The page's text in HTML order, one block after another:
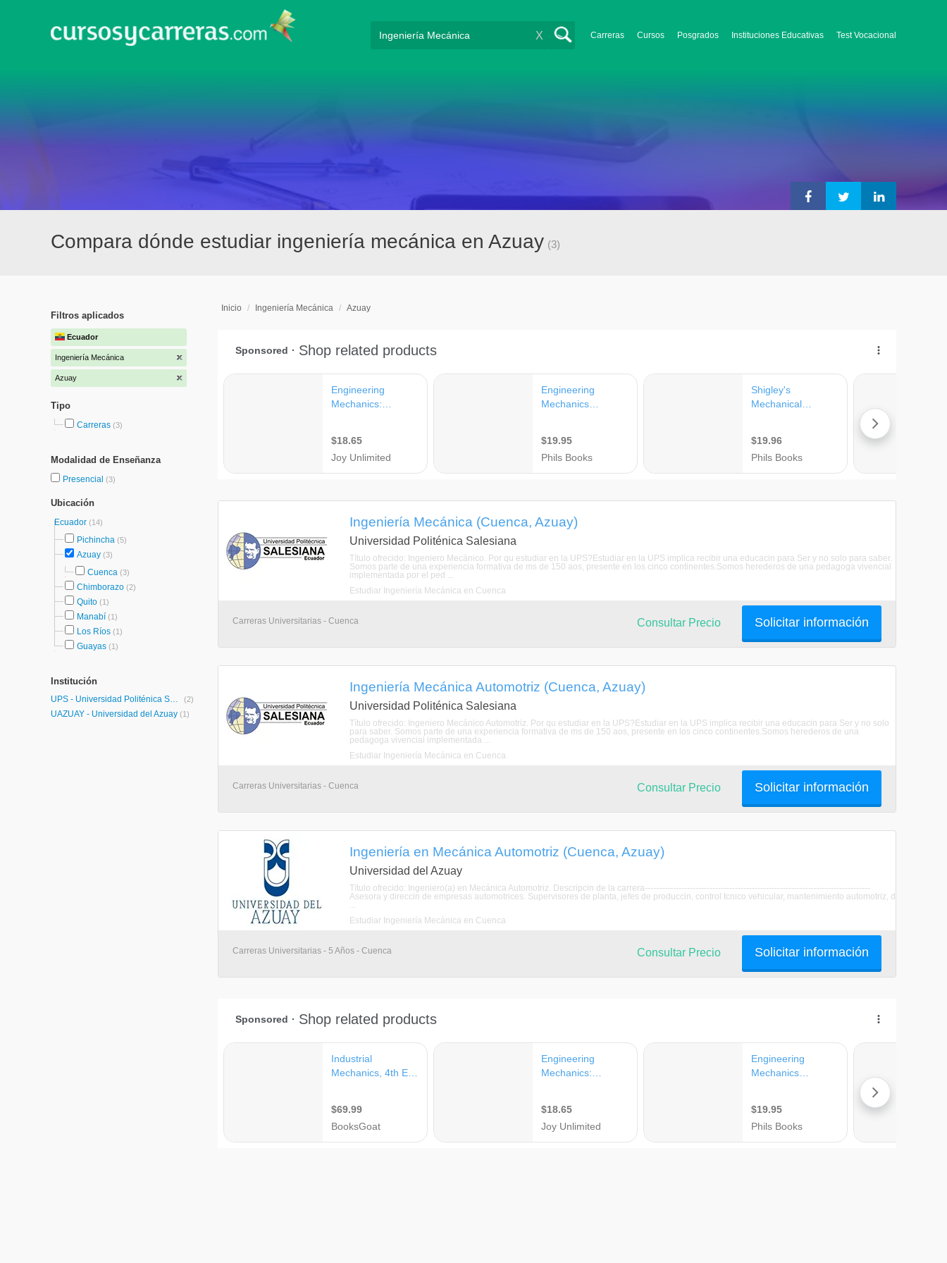
Carreras Cursos Posgrados Instituciones Educativas Test Vocacional
X
Compara dónde estudiar ingeniería mecánica en Azuay (3)
Filtros aplicados
Ecuador
Ingeniería Mecánica
Azuay
Tipo
Carreras (3)
Modalidad de Enseñanza
Presencial (3)
Ubicación
Ecuador (14)
Pichincha (5)
Azuay (3)
Cuenca (3)
Chimborazo (2)
Quito (1)
Manabí (1)
Los Ríos (1)
Guayas (1)
Institución
UPS - Universidad Politénica Salesiana (2)
UAZUAY - Universidad del Azuay (1)
Inicio / Ingeniería Mecánica / Azuay
Ingeniería Mecánica (Cuenca, Azuay)
Universidad Politénica Salesiana
Título ofrecido: Ingeniero Mecánico. Por qu estudiar en la UPS?Estudiar en la UPS implica recibir una educacin para Ser y no solo para saber.
Somos parte de una experiencia formativa de ms de 150 aos, presente en los cinco continentes.Somos herederos de una pedagoga vivencial
implementada por el ped ...
Estudiar Ingeniería Mecánica en Cuenca
Carreras Universitarias - Cuenca Solicitar información
Consultar Precio
Ingeniería Mecánica Automotriz (Cuenca, Azuay)
Universidad Politénica Salesiana
Título ofrecido: Ingeniero Mecánico Automotriz. Por qu estudiar en la UPS?Estudiar en la UPS implica recibir una educacin para Ser y no solo
para saber. Somos parte de una experiencia formativa de ms de 150 aos, presente en los cinco continentes.Somos herederos de una
pedagoga vivencial implementada ...
Estudiar Ingeniería Mecánica en Cuenca
Carreras Universitarias - Cuenca Solicitar información
Consultar Precio
Ingeniería en Mecánica Automotriz (Cuenca, Azuay)
Universidad del Azuay
Título ofrecido: Ingeniero(a) en Mecánica Automotriz. Descripcin de la carrera--------------------------------------------------------------------------------
Asesora y direccin de empresas automotrices. Supervisores de planta, jefes de produccin, control tcnico vehicular, mantenimiento automotriz, d
...
Estudiar Ingeniería Mecánica en Cuenca
Carreras Universitarias - 5 Años - Cuenca Solicitar información
Consultar Precio